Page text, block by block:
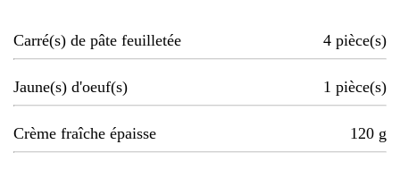
Carré(s) de pâte feuilletée 4 pièce(s)
Jaune(s) d'oeuf(s) 1 pièce(s)
Crème fraîche épaisse 120 g